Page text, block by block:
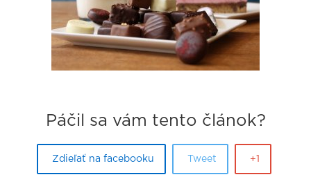
Páčil sa vám tento článok?
Zdieľať na facebooku Tweet +1